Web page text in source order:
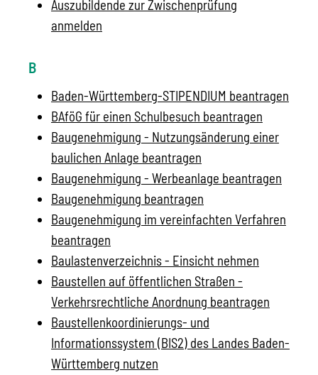
Auszubildende zur Zwischenprüfung
anmelden
B
Baden-Württemberg-STIPENDIUM beantragen
BAföG für einen Schulbesuch beantragen
Baugenehmigung - Nutzungsänderung einer
baulichen Anlage beantragen
Baugenehmigung - Werbeanlage beantragen
Baugenehmigung beantragen
Baugenehmigung im vereinfachten Verfahren
beantragen
Baulastenverzeichnis - Einsicht nehmen
Baustellen auf öffentlichen Straßen -
Verkehrsrechtliche Anordnung beantragen
Baustellenkoordinierungs- und
Informationssystem (BIS2) des Landes Baden-
Württemberg nutzen